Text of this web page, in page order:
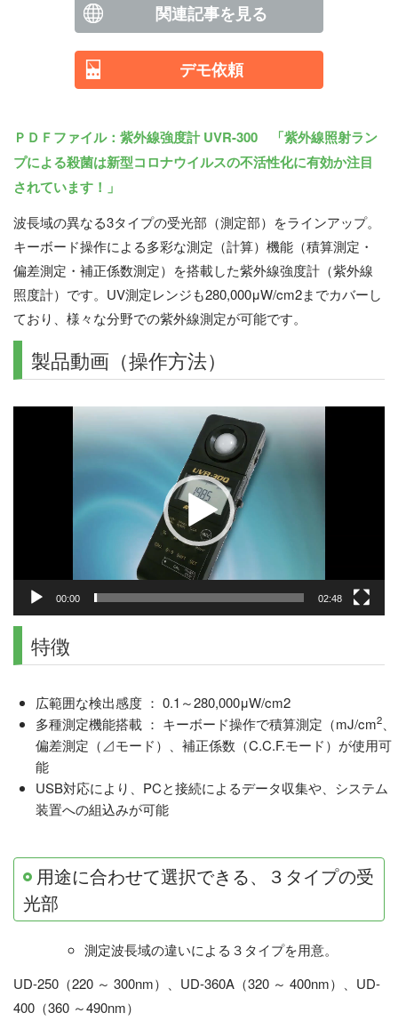
関連記事を見る
デモ依頼
ＰＤＦファイル：紫外線強度計 UVR-300 「紫外線照射ラン
プによる殺菌は新型コロナウイルスの不活性化に有効か注目
されています！」
波長域の異なる3タイプの受光部（測定部）をラインアップ。
キーボード操作による多彩な測定（計算）機能（積算測定・
偏差測定・補正係数測定）を搭載した紫外線強度計（紫外線
照度計）です。UV測定レンジも280,000μW/cm2までカバーし
ており、様々な分野での紫外線測定が可能です。
製品動画（操作方法）
動
画
プ
レ
ー
ヤ
ー
00:00 02:48
特徴
広範囲な検出感度 ： 0.1～280,000μW/cm2
多種測定機能搭載 ： キーボード操作で積算測定（mJ/cm2
偏差測定（⊿モード）、補正係数（C.C.F.モード）が使用可
能
USB対応により、PCと接続によるデータ収集や、システム
装置への組込みが可能
用途に合わせて選択できる、３タイプの受
光部
測定波長域の違いによる３タイプを用意。
UD-250（220 ～ 300nm）、UD-360A（320 ～ 400nm）、UD-
400（360 ～490nm）